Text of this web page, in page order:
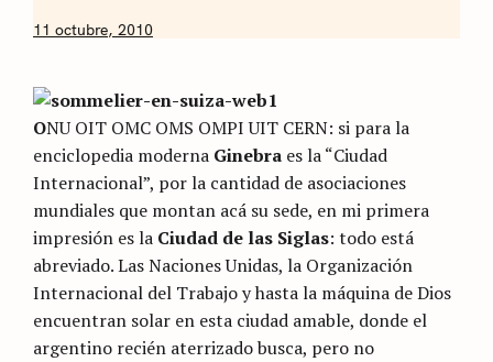
by
11 octubre, 2010
ONU OIT OMC OMS OMPI UIT CERN: si para la
enciclopedia moderna Ginebra es la “Ciudad
Internacional”, por la cantidad de asociaciones
mundiales que montan acá su sede, en mi primera
impresión es la Ciudad de las Siglas: todo está
abreviado. Las Naciones Unidas, la Organización
Internacional del Trabajo y hasta la máquina de Dios
encuentran solar en esta ciudad amable, donde el
argentino recién aterrizado busca, pero no